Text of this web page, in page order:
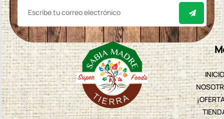
INICIO